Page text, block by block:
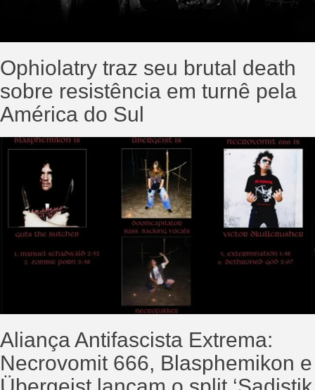
Ophiolatry traz seu brutal death
sobre resistência em turnê pela
América do Sul
Aliança Antifascista Extrema:
Necrovomit 666, Blasphemikon e